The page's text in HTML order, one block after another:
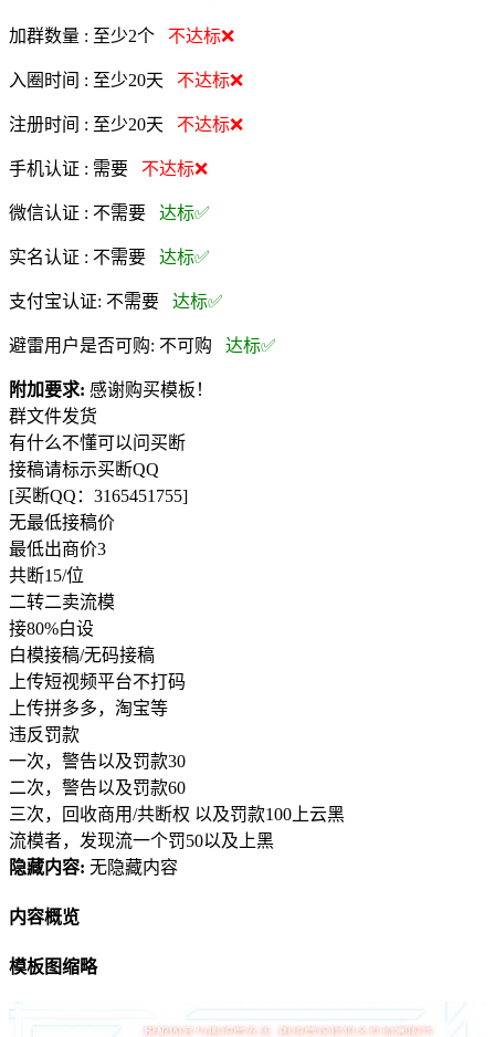
加群数量 : 至少2个 不达标❌
入圈时间 : 至少20天 不达标❌
注册时间 : 至少20天 不达标❌
手机认证 : 需要 不达标❌
微信认证 : 不需要 达标✅
实名认证 : 不需要 达标✅
支付宝认证: 不需要 达标✅
避雷用户是否可购: 不可购 达标✅
附加要求: 感谢购买模板！
群文件发货
有什么不懂可以问买断
接稿请标示买断QQ
[买断QQ：3165451755]
无最低接稿价
最低出商价3
共断15/位
二转二卖流模
接80%白设
白模接稿/无码接稿
上传短视频平台不打码
上传拼多多，淘宝等
违反罚款
一次，警告以及罚款30
二次，警告以及罚款60
三次，回收商用/共断权 以及罚款100上云黑
流模者，发现流一个罚50以及上黑
隐藏内容: 无隐藏内容
内容概览
模板图缩略